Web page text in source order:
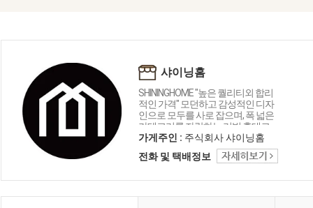
샤이닝홈
SHININGHOME "높은 퀄리티외 합리
적인 가격" 모던하고 감성적인 디자
인으로 모두를 사로 잡으며, 폭 넓은
카테고리를 자랑하는 리빙 홈데코
인테리어 샤이닝홈입니다.
가게주인 : 주식회사 샤이닝홈
전화 및 택배정보